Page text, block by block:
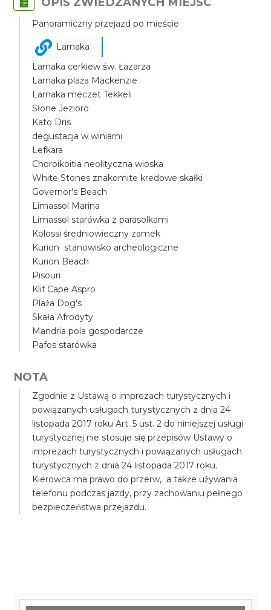
Panoramiczny przejazd po mieście
Larnaka
Larnaka cerkiew św. Łazarza
Larnaka plaża Mackenzie
Larnaka meczet Tekkeli
Słone Jezioro
Kato Dris
degustacja w winiarni
Lefkara
Choroikoitia neolityczna wioska
White Stones znakomite kredowe skałki
Governor's Beach
Limassol Marina
Limassol starówka z parasolkami
Kolossi średniowieczny zamek
Kurion stanowisko archeologiczne
Kurion Beach
Pisouri
Klif Cape Aspro
Plaża Dog's
Skała Afrodyty
Mandria pola gospodarcze
Pafos starówka
NOTA
Zgodnie z Ustawą o imprezach turystycznych i
powiązanych usługach turystycznych z dnia 24
listopada 2017 roku Art. 5 ust. 2 do niniejszej usługi
turystycznej nie stosuje się przepisów Ustawy o
imprezach turystycznych i powiązanych usługach
turystycznych z dnia 24 listopada 2017 roku.
Kierowca ma prawo do przerw, a także używania
telefonu podczas jazdy, przy zachowaniu pełnego
bezpieczeństwa przejazdu.